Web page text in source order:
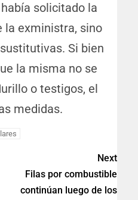
solicitado la
la exministra, sino
Si bien
la misma no se
o testigos, el
medidas.
Next
Filas por combustible
continúan luego de los